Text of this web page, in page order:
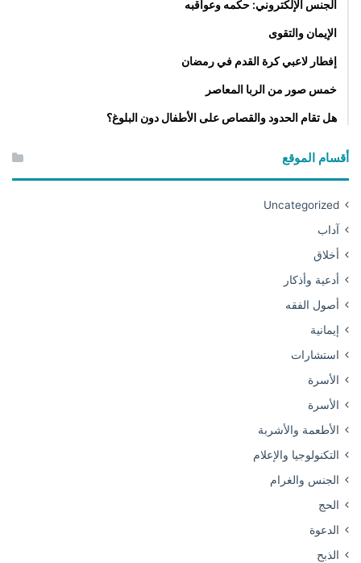
الجنس الإلكتروني: حكمه وعواقبه
الإيمان والتقوى
إفطار لاعبي كرة القدم في رمضان
خمس صور من الربا المعاصر
هل تقام الحدود والقصاص على الأطفال دون البلوغ؟
أقسام الموقع
Uncategorized
آداب
أخلاق
أدعية وأذكار
أصول الفقه
إيمانية
استشارات
الأسرة
الأسرة
الأطعمة والأشربة
التكنولوجيا والإعلام
الجنس والغرام
الحج
الدعوة
الذبح